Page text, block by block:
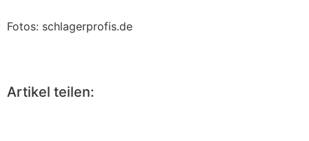
Fotos: schlagerprofis.de
Artikel teilen: